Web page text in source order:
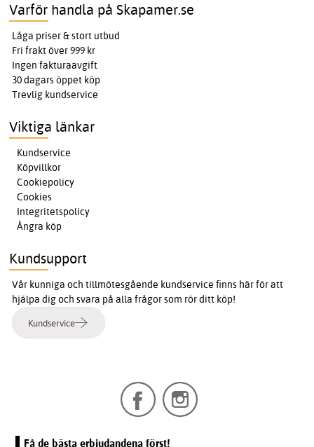
Varför handla på Skapamer.se
Låga priser & stort utbud
Fri frakt över 999 kr
Ingen fakturaavgift
30 dagars öppet köp
Trevlig kundservice
Viktiga länkar
Kundservice
Köpvillkor
Cookiepolicy
Cookies
Integritetspolicy
Ångra köp
Kundsupport
Vår kunniga och tillmötesgående kundservice finns här för att
hjälpa dig och svara på alla frågor som rör ditt köp!
Kundservice
Få de bästa erbjudandena först!